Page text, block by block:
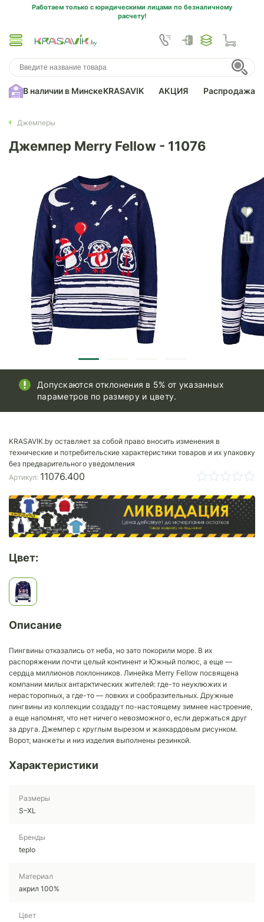
Работаем только с юридическими лицами по безналичному
расчету!
В наличии в МинскеKRASAVIK АКЦИЯ Распродажа
Джемперы
Джемпер Merry Fellow - 11076
Допускаются отклонения в 5% от указанных
параметров по размеру и цвету.
KRASAVIK.by оставляет за собой право вносить изменения в
технические и потребительские характеристики товаров и их упаковку
без предварительного уведомления
Артикул: 11076.400
Цвет:
Описание
Пингвины отказались от неба, но зато покорили море. В их
распоряжении почти целый континент и Южный полюс, а еще —
сердца миллионов поклонников. Линейка Merry Fellow посвящена
компании милых антарктических жителей: где-то неуклюжих и
нерасторопных, а где-то — ловких и сообразительных. Дружные
пингвины из коллекции создадут по-настоящему зимнее настроение,
а еще напомнят, что нет ничего невозможного, если держаться друг
за друга. Джемпер с круглым вырезом и жаккардовым рисунком.
Ворот, манжеты и низ изделия выполнены резинкой.
Характеристики
Размеры
S–XL
Бренды
teplo
Материал
акрил 100%
Цвет